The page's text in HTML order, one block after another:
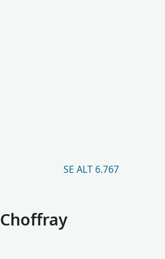
SE ALT 6.767